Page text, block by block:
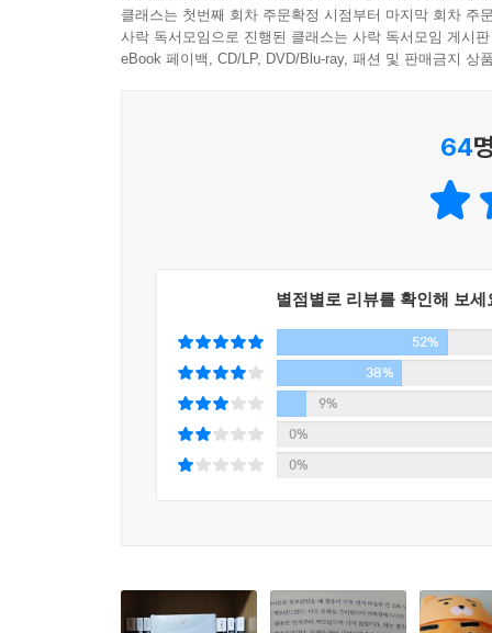
진실을 마주하기로 결심한다. 그 순간 왠지 홀가
유학을 나가 있던 중, ‘그녀’는 엄마로부터 아
아빠는 또 폭력을 휘두를 것이다. 한줄기 바람
균열로부터 파생되는 불운을 들먹일 것이다.
「우리가 어느 별에서」
‘그녀’가 자란 화천의 고아원에서는 종종 돈을
보내야겠다고 생각하지만 막상 실행에 옮기자니
먹을수록 수녀님의 행동은 그저 폭력에 지나지
이곳은 고아원 옆으로 넓게 펼쳐져 있던, 키가
「보통의 시절」
소설집의 바깥을 둘러싸고 있는 이후의 발표작
단련되는가」 등에 이르면, 김금희의 서술이 한
전달하며 읽는 맛을 살린다. 그러나 김금희 소설
애써 감추고 모른 체했던 ‘진실’에 물려 기어코 한
구원하는 소설을 쓰고 싶다고 했다. 살다보니
사랑스러움을 놓치지 않는다. 그 따뜻하고 세
마음이 된다. 저 먼 과거로부터 도달한 파장들에
계속 쓰여갈 것이다.
클래스는 첫번째 회차 주문확정 시점부터 마지막 회차 주
사락 독서모임으로 진행된 클래스는 사락 독서모임 게시
eBook 페이백, CD/LP, DVD/Blu-ray, 패션 및 판매금지 상
64
별점별로 리뷰를 확인해 보세
52%
38%
9%
0%
0%